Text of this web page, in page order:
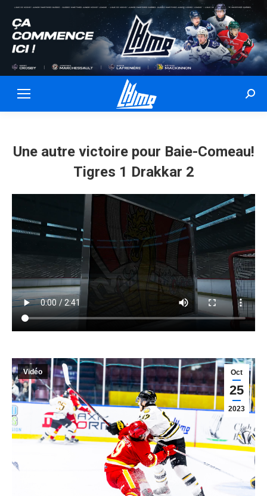
Une autre victoire pour Baie-Comeau!
Tigres 1 Drakkar 2
Oct
25
2023
Vidéo